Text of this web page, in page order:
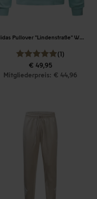
adidas Pullover "Lindenstraße" Women
(1)
€ 49,95
Mitgliederpreis: € 44,96